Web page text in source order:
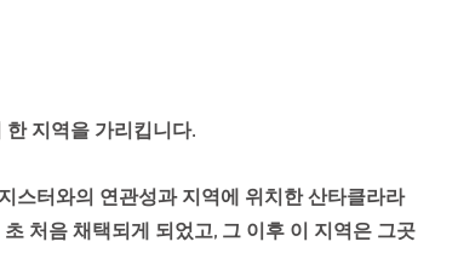
지역을 가리킵니다.
스터와의 연관성과 지역에 위치한 산타클라라
처음 채택되게 되었고, 그 이후 이 지역은 그곳